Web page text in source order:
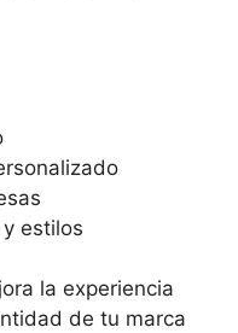
estilos
la experiencia
de tu marca